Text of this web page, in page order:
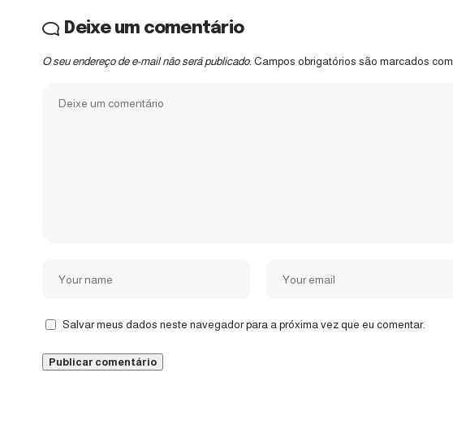
Deixe um comentário
O seu endereço de e-mail não será publicado. Campos obrigatórios são marcados com
Salvar meus dados neste navegador para a próxima vez que eu comentar.